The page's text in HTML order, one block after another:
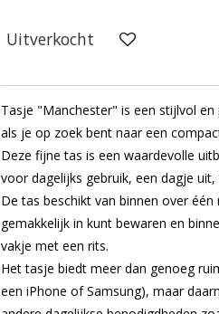
Uitverkocht
Tasje "Manchester" is een stijlvol
als je op zoek bent naar een
Deze fijne tas is een waardevolle
voor dagelijks gebruik, een dagje
De tas beschikt van binnen over
gemakkelijk in kunt bewaren en
vakje met een rits.
Het tasje biedt meer dan genoeg
een iPhone of Samsung), maar